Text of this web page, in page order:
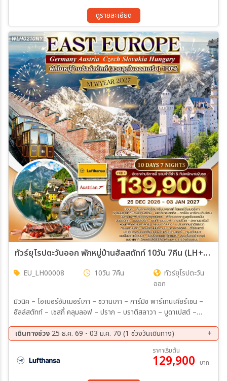
ฮัลล์สตัทท์ – พระราชวังนิมเฟนเบิร์ก – จัตุรัสมาเรียนพลาสท์ มื้อพิเศษ :
ขาหมูเยอรมัน – Mixed Grill เชก – ซุปกูลาส – ซี่โครงหมูเวียนนา – ปลา
เทราท์ย่างสไตล์ออสเตรีย – ดินเนอร์บนเรือแม่น้ำดานูบ
ดูรายละเอียด
ทัวร์ยุโรปตะวันออก พักหมู่บ้านฮัลสตัทท์ 10วัน 7คืน (LH+OS)
EU_LH00008 10วัน 7คืน
ทัวร์ยุโรปตะวัน
ออก
มิวนิค – โอเบอร์อัมเมอร์เกา – ชวานเกา – การ์มิช พาร์เทนเคียร์เชน –
ฮัลล์สตัทท์ – เชสกี้ คลุมลอฟ – ปราก – บราติสลาวา – บูดาเปสต์ –
ปราสาทนอยชวานสไตน์ – หมู่บ้านฮัลล์สตัทท์ – ปราสาทครุมลอฟ –
ปราสาทปราก – มหาวิหารเซนต์วิตัส – สะพานชาร์ลส์ – หอนาฬิกา
ดาราศาสตร์ – Outlet Parndorf – เขตเมืองเก่าบราติสลาวา – รูปปั้น
Man at Work – ปราสาทบราติสลาวา – ล่องเรือแม่น้ำดานูบ – โบสถ์
เดินทางช่วง 25 ธ.ค. 69 - 03 ม.ค. 70 (1 ช่วงวันเดินทาง)
ราคาเริ่มต้น
129,900 บาท